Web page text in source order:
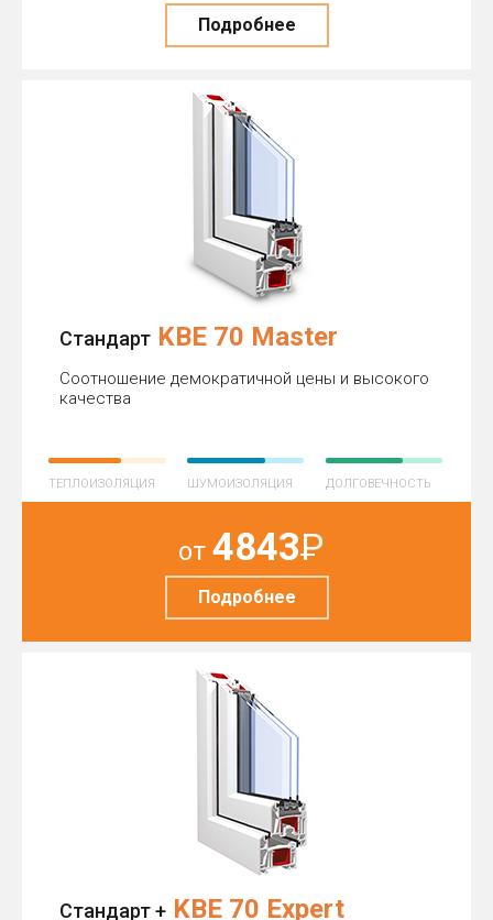
Подробнее
Стандарт KBE 70 Master
Соотношение демократичной цены и высокого
качества
ТЕПЛОИЗОЛЯЦИЯ ШУМОИЗОЛЯЦИЯ ДОЛГОВЕЧНОСТЬ
от 4843Р
Подробнее
Стандарт + KBE 70 Expert